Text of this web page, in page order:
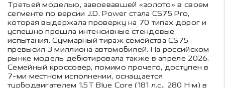
Третьей моделью, завоевавшей «золото» в своем
сегменте по версии J.D. Power стала CS75 Pro,
которая выдержала проверку на 70 типах дорог и
успешно прошла интенсивные стендовые
испытания. Суммарный тираж семейства CS75
превысил 3 миллиона автомобилей. На российском
рынке модель дебютировала также в апреле 2026.
Семейный кроссовер, помимо прочего, доступен в
7-ми местном исполнении, оснащается
турбодвигателем 1.5T Blue Core (181 л.с., 280 Н·м) в